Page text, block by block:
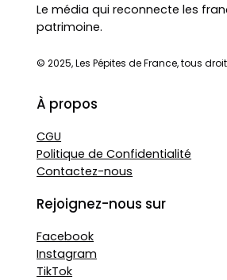
Le média qui reconnecte les
patrimoine.
© 2025, Les Pépites de France, tous
À propos
CGU
Politique de Confidentialité
Contactez-nous
Rejoignez-nous sur
Facebook
Instagram
TikTok